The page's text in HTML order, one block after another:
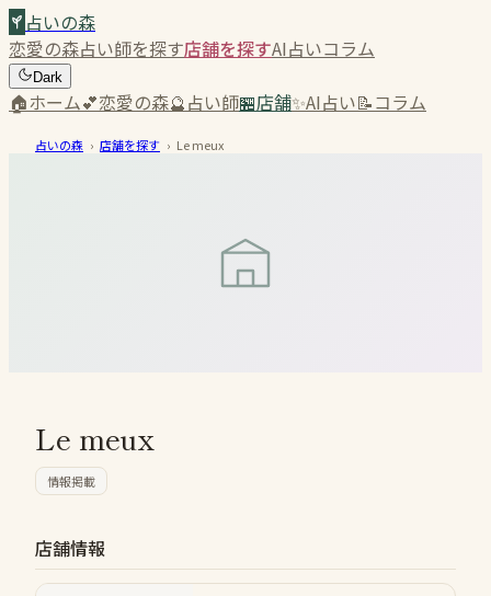
占いの森
恋愛の森占い師を探す店舗を探すAI占いコラム
Dark
🏠ホーム💕恋愛の森🔮占い師🏪店舗✨AI占い📝コラム
占いの森 › 店舗を探す › Le meux
Le meux
情報掲載
店舗情報